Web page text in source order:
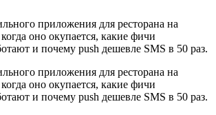
приложения для ресторана на
оно окупается, какие фичи
и почему push дешевле SMS в 50 раз.
приложения для ресторана на
оно окупается, какие фичи
и почему push дешевле SMS в 50 раз.